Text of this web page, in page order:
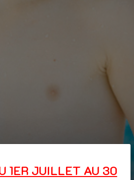
1ER JUILLET AU 30